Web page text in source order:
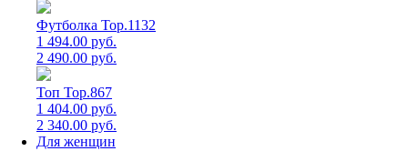
Футболка Top.1132
1 494.00 руб.
2 490.00 руб.
Топ Top.867
1 404.00 руб.
2 340.00 руб.
Для женщин